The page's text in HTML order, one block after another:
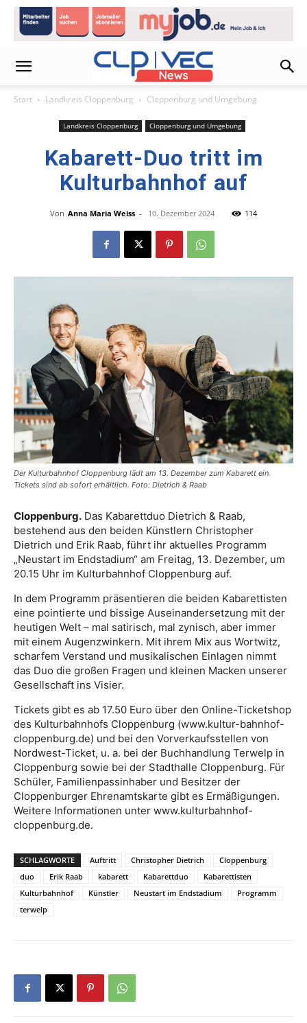
Start Landkreis Cloppenburg Cloppenburg und Umgebung
Landkreis Cloppenburg Cloppenburg und Umgebung
Kabarett-Duo tritt im
Kulturbahnhof auf
Von Anna Maria Weiss - 10. Dezember 2024 114
Der Kulturbahnhof Cloppenburg lädt am 13. Dezember zum Kabarett ein.
Tickets sind ab sofort erhältlich. Foto: Dietrich & Raab
Cloppenburg. Das Kabarettduo Dietrich & Raab,
bestehend aus den beiden Künstlern Christopher
Dietrich und Erik Raab, führt ihr aktuelles Programm
„Neustart im Endstadium“ am Freitag, 13. Dezember, um
20.15 Uhr im Kulturbahnhof Cloppenburg auf.
In dem Programm präsentieren die beiden Kabarettisten
eine pointierte und bissige Auseinandersetzung mit der
heutigen Welt – mal satirisch, mal zynisch, aber immer
mit einem Augenzwinkern. Mit ihrem Mix aus Wortwitz,
scharfem Verstand und musikalischen Einlagen nimmt
das Duo die großen Fragen und kleinen Macken unserer
Gesellschaft ins Visier.
Tickets gibt es ab 17.50 Euro über den Online-Ticketshop
des Kulturbahnhofs Cloppenburg (www.kultur-bahnhof-
cloppenburg.de) und bei den Vorverkaufsstellen von
Nordwest-Ticket, u. a. bei der Buchhandlung Terwelp in
Cloppenburg sowie bei der Stadthalle Cloppenburg. Für
Schüler, Familienpassinhaber und Besitzer der
Cloppenburger Ehrenamtskarte gibt es Ermäßigungen.
Weitere Informationen unter www.kulturbahnhof-
cloppenburg.de.
SCHLAGWORTE Auftritt Christopher Dietrich
Cloppenburg
duo
Erik Raab kabarett Kabarettduo
Kabarettisten
Kulturbahnhof
Künstler Neustart im Endstadium
Programm
terwelp